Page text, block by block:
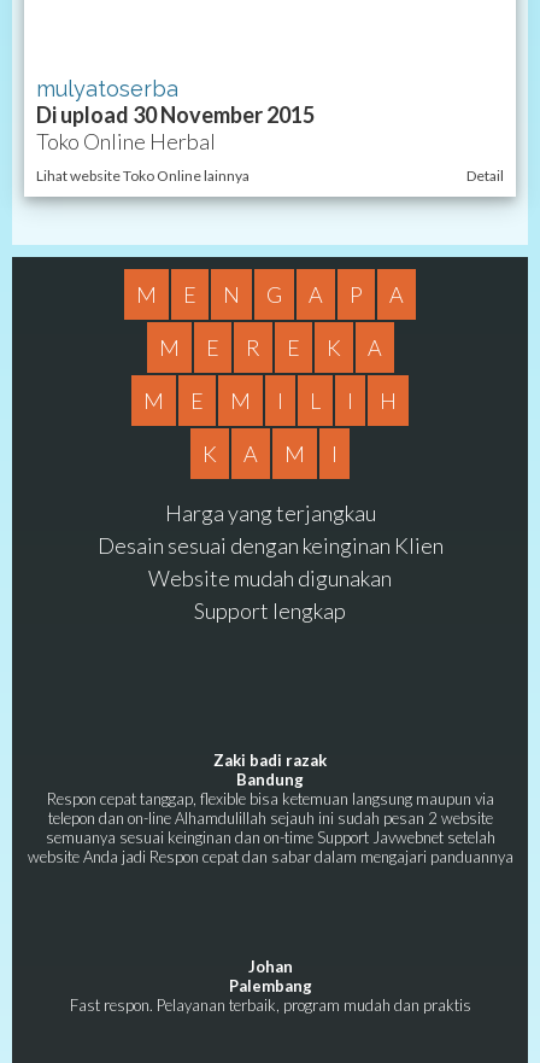
mulyatoserba
Di upload 30 November 2015
Toko Online Herbal
Lihat website Toko Online lainnya Detail
M E N G A P
A
M
E R E K
A
M
E M I L I
H
K
A M I
Harga yang terjangkau
Desain sesuai dengan keinginan Klien
Website mudah digunakan
Support lengkap
Zaki badi razak
Bandung
Respon cepat tanggap, flexible bisa ketemuan langsung maupun via
telepon dan on-line Alhamdulillah sejauh ini sudah pesan 2 website
semuanya sesuai keinginan dan on-time Support Javwebnet setelah
website Anda jadi Respon cepat dan sabar dalam mengajari panduannya
Johan
Palembang
Fast respon. Pelayanan terbaik, program mudah dan praktis